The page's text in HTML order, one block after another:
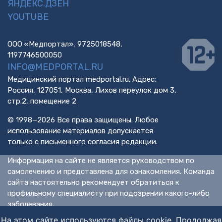
ЯНДЕКС.ДЗЕН
YOUTUBE
ООО «Медпортал», 9725018548,
1197746500050
INFO@MEDPORTAL.RU
Медицинский портал medportal.ru. Адрес:
Россия, 127051, Москва, Лихов переулок дом 3,
стр.2, помещение 2
© 1998—2026 Все права защищены. Любое
использование материалов допускается
только с письменного согласия редакции.
Информация на сайте не является руководством по
самолечению и представлена для ознакомления. Команда
сайта настоятельно рекомендует обратиться к
профильному специалисту при подозрении какого-либо
заболевания.
ИМЕЮТСЯ ПРОТИВОПОКАЗАНИЯ. НЕОБХОДИМА
На этом сайте используются файлы cookie. Продолжая